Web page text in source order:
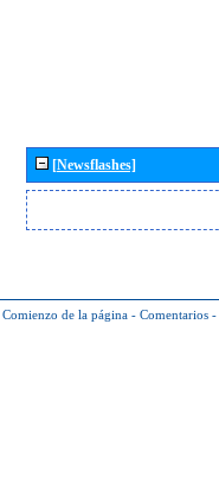
[Newsflashes]
Comienzo de la página - Comentarios -